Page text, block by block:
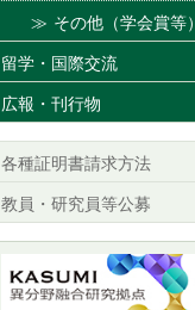
その他（学会賞等）
留学・国際交流
広報・刊行物
各種証明書請求方法
教員・研究員等公募